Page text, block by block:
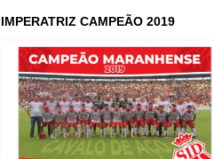
IMPERATRIZ CAMPEÃO 2019